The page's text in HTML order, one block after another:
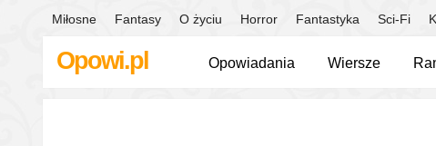
Miłosne Fantasy O życiu Horror Fantastyka Sci-Fi
Opowi.pl Opowiadania Wiersze